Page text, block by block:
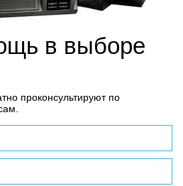
в выборе
проконсультируют по